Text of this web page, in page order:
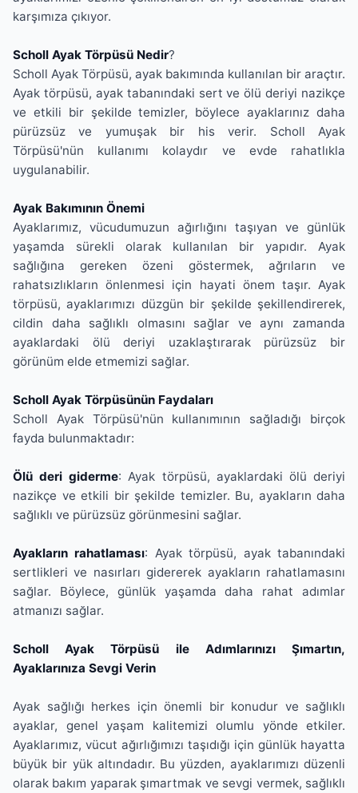
karşımıza çıkıyor.
Scholl Ayak Törpüsü Nedir?
Scholl Ayak Törpüsü, ayak bakımında kullanılan bir araçtır.
Ayak törpüsü, ayak tabanındaki sert ve ölü deriyi nazikçe
ve etkili bir şekilde temizler, böylece ayaklarınız daha
pürüzsüz ve yumuşak bir his verir. Scholl Ayak
Törpüsü'nün kullanımı kolaydır ve evde rahatlıkla
uygulanabilir.
Ayak Bakımının Önemi
Ayaklarımız, vücudumuzun ağırlığını taşıyan ve günlük
yaşamda sürekli olarak kullanılan bir yapıdır. Ayak
sağlığına gereken özeni göstermek, ağrıların ve
rahatsızlıkların önlenmesi için hayati önem taşır. Ayak
törpüsü, ayaklarımızı düzgün bir şekilde şekillendirerek,
cildin daha sağlıklı olmasını sağlar ve aynı zamanda
ayaklardaki ölü deriyi uzaklaştırarak pürüzsüz bir
görünüm elde etmemizi sağlar.
Scholl Ayak Törpüsünün Faydaları
Scholl Ayak Törpüsü'nün kullanımının sağladığı birçok
fayda bulunmaktadır:
Ölü deri giderme: Ayak törpüsü, ayaklardaki ölü deriyi
nazikçe ve etkili bir şekilde temizler. Bu, ayakların daha
sağlıklı ve pürüzsüz görünmesini sağlar.
Ayakların rahatlaması: Ayak törpüsü, ayak tabanındaki
sertlikleri ve nasırları gidererek ayakların rahatlamasını
sağlar. Böylece, günlük yaşamda daha rahat adımlar
atmanızı sağlar.
Scholl Ayak Törpüsü ile Adımlarınızı Şımartın,
Ayaklarınıza Sevgi Verin
Ayak sağlığı herkes için önemli bir konudur ve sağlıklı
ayaklar, genel yaşam kalitemizi olumlu yönde etkiler.
Ayaklarımız, vücut ağırlığımızı taşıdığı için günlük hayatta
büyük bir yük altındadır. Bu yüzden, ayaklarımızı düzenli
olarak bakım yaparak şımartmak ve sevgi vermek, sağlıklı